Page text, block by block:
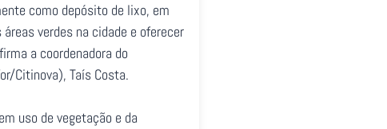
como depósito de lixo, em
verdes na cidade e oferecer
a coordenadora do
Citinova), Taís Costa.
uso de vegetação e da